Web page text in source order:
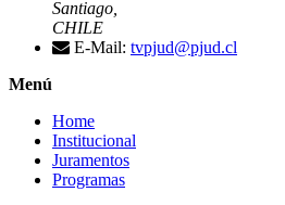
Santiago,
CHILE
E-Mail: tvpjud@pjud.cl
Menú
Home
Institucional
Juramentos
Programas